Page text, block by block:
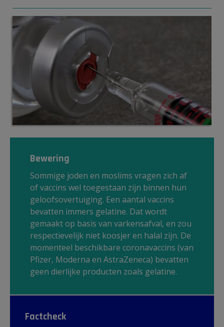
Bewering
Sommige joden en moslims vragen zich af
of vaccins wel toegestaan zijn binnen hun
geloofsovertuiging. Een aantal vaccins
bevatten immers gelatine. Dat wordt
gemaakt op basis van varkensafval, en zou
respectievelijk niet koosjer en halal zijn. De
momenteel beschikbare coronavaccins (van
Pfizer, Moderna en AstraZeneca) bevatten
geen dierlijke producten zoals gelatine.
Factcheck